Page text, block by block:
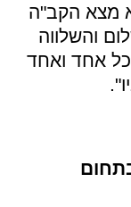
מצא הקב"ה
והשלווה
אחד ואחד